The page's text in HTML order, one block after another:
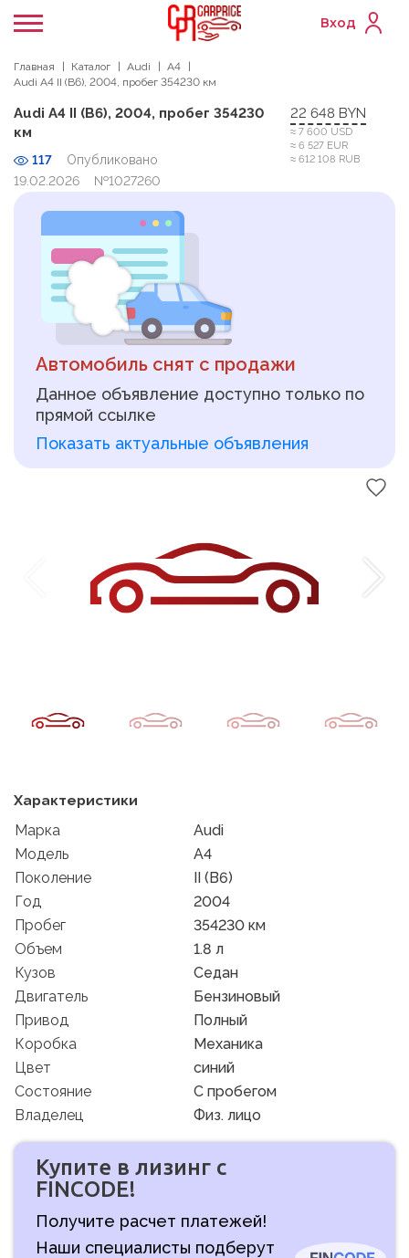
Вход
Главная Каталог Audi
A4
Audi A4 II (B6), 2004, пробег 354230 км
Audi A4 II (B6), 2004, пробег 354230
км
117
Опубликовано
19.02.2026
№1027260
22 648 BYN
≈ 7 600 USD
≈ 6 527 EUR
≈ 612 108 RUB
Автомобиль снят с продажи
Данное объявление доступно только по
прямой ссылке
Показать актуальные объявления
Характеристики
Марка
Audi
Модель
A4
Поколение
II (B6)
Год
2004
Пробег
354230 км
Объем
1.8 л
Кузов
Седан
Двигатель
Бензиновый
Привод
Полный
Коробка
Механика
Цвет
синий
Состояние
C пробегом
Владелец
Физ. лицо
Купите в лизинг с
FINCODE!
Получите расчет платежей!
Наши специалисты подберут